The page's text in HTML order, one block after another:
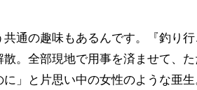
通の趣味もあるんです。『釣り
。全部現地で用事を済ませて、
に」と片思い中の女性のような亜